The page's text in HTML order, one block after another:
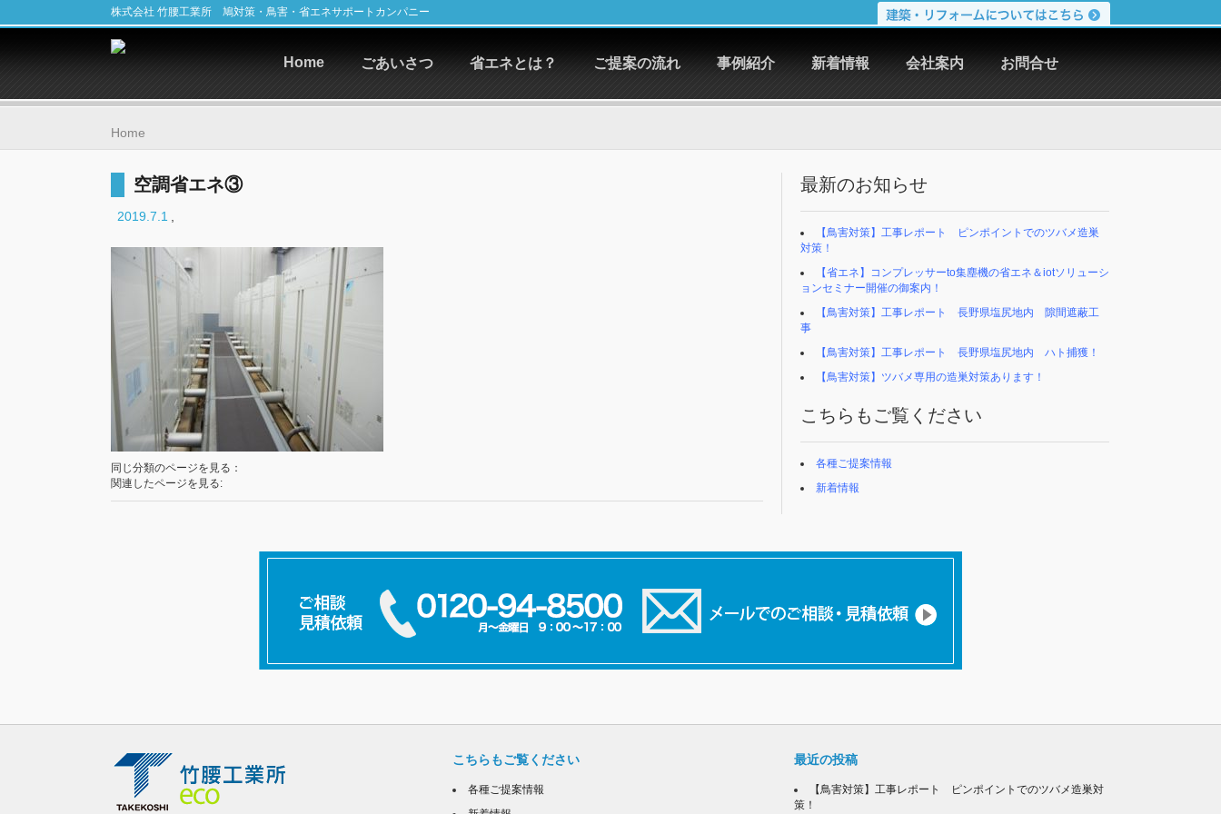
株式会社 竹腰工業所 鳩対策・鳥害・省エネサポートカンパニー
Home ごあいさつ 省エネとは？ ご提案の流れ 事例紹介 新着情報 会社案内 お問合せ
Home
空調省エネ③
2019.7.1
同じ分類のページを見る：
関連したページを見る:
最新のお知らせ
【鳥害対策】工事レポート ピンポイントでのツバメ造巣
対策！
【省エネ】コンプレッサーto集塵機の省エネ＆iotソリューシ
ョンセミナー開催の御案内！
【鳥害対策】工事レポート 長野県塩尻地内 隙間遮蔽工
事
【鳥害対策】工事レポート 長野県塩尻地内 ハト捕獲！
【鳥害対策】ツバメ専用の造巣対策あります！
こちらもご覧ください
各種ご提案情報
新着情報
こちらもご覧ください
各種ご提案情報
最近の投稿
【鳥害対策】工事レポート ピンポイントでのツバメ造巣対
策！